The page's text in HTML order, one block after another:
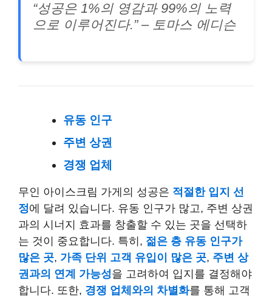
“성공은 1%의 영감과 99%의 노력
으로 이루어진다.” – 토마스 에디슨
유동 인구
주변 상권
경쟁 업체
무인 아이스크림 가게의 성공은 적절한 입지 선
정에 달려 있습니다. 유동 인구가 많고, 주변 상권
과의 시너지 효과를 창출할 수 있는 곳을 선택하
는 것이 중요합니다. 특히, 젊은 층 유동 인구가
많은 곳, 가족 단위 고객 유입이 많은 곳, 주변 상
권과의 연계 가능성을 고려하여 입지를 결정해야
합니다. 또한, 경쟁 업체와의 차별화를 통해 고객